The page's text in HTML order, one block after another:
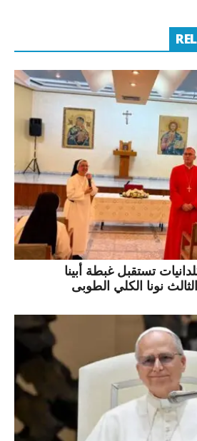
تستقبل غبطة أبينا
نونا الكلي الطوبى